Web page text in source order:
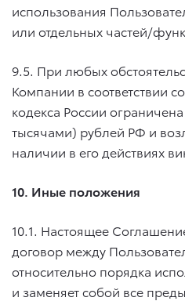
использования
или отдельных частей/
9.5. При любых
Компании в соответствии
кодекса России
тысячами) рублей РФ и
наличии в его действиях
10. Иные положения
10.1. Настоящее
договор между
относительно порядка
и заменяет собой все